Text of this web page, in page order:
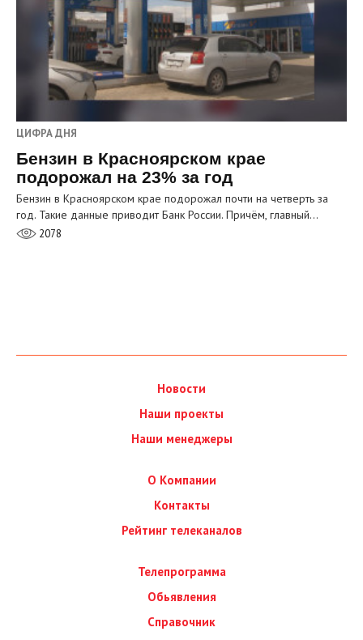
ЦИФРА ДНЯ
Бензин в Красноярском крае
подорожал на 23% за год
Бензин в Красноярском крае подорожал почти на четверть за
год. Такие данные приводит Банк России. Причём, главный…
2078
Новости
Наши проекты
Наши менеджеры
О Компании
Контакты
Рейтинг телеканалов
Телепрограмма
Обьявления
Справочник